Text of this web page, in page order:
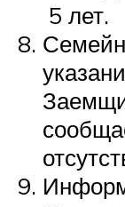
5 лет.